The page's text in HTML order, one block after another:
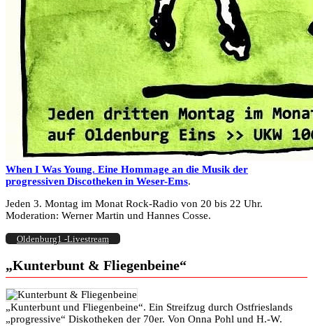
When I Was Young. Eine Hommage an die Musik der
progressiven Discotheken in Weser-Ems.
Jeden 3. Montag im Monat Rock-Radio von 20 bis 22 Uhr.
Moderation: Werner Martin und Hannes Cosse.
Oldenburg1 -Livestream
„Kunterbunt & Fliegenbeine“
„Kunterbunt und Fliegenbeine“. Ein Streifzug durch Ostfrieslands
„progressive“ Diskotheken der 70er. Von Onna Pohl und H.-W.